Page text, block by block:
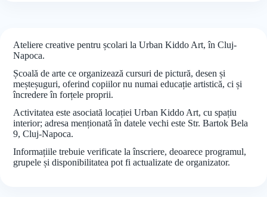
Ateliere creative pentru școlari la Urban Kiddo Art, în Cluj-
Napoca.
Școală de arte ce organizează cursuri de pictură, desen și
meșteșuguri, oferind copiilor nu numai educație artistică, ci și
încredere în forțele proprii.
Activitatea este asociată locației Urban Kiddo Art, cu spațiu
interior; adresa menționată în datele vechi este Str. Bartok Bela
9, Cluj-Napoca.
Informațiile trebuie verificate la înscriere, deoarece programul,
grupele și disponibilitatea pot fi actualizate de organizator.